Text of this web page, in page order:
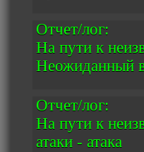
Отчет/лог:
На пути к
Неожиданный
Отчет/лог:
На пути к
атаки - атака